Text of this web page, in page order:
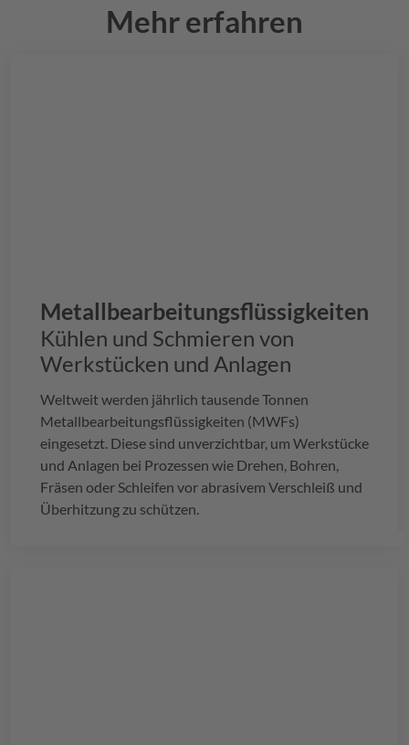
Mehr erfahren
Metallbearbeitungsflüssigkeiten
Kühlen und Schmieren von
Werkstücken und Anlagen
Weltweit werden jährlich tausende Tonnen
Metallbearbeitungsflüssigkeiten (MWFs)
eingesetzt. Diese sind unverzichtbar, um Werkstücke
und Anlagen bei Prozessen wie Drehen, Bohren,
Fräsen oder Schleifen vor abrasivem Verschleiß und
Überhitzung zu schützen.